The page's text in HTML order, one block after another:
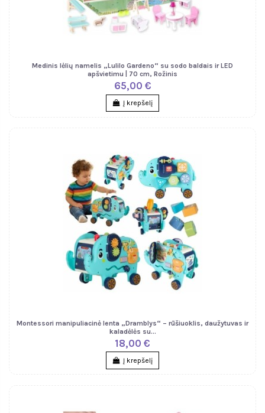
Medinis lėlių namelis „Lulilo Gardeno“ su sodo baldais ir LED
apšvietimu | 70 cm, Rožinis
65,00 €
Į krepšelį
Montessori manipuliacinė lenta „Dramblys“ – rūšiuoklis, daužytuvas ir
kaladėlės su...
18,00 €
Į krepšelį